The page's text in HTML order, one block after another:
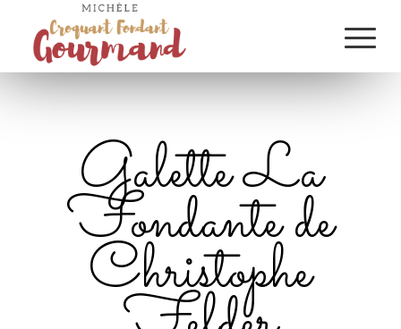
Galette La
Fondante de
Christophe